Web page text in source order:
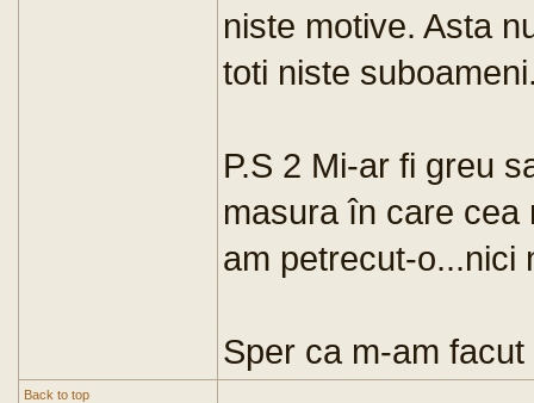
niste motive. Asta
toti niste
P.S 2 Mi-ar fi greu
masura în care cea
am petrecut-
Sper ca m-am
Back to top